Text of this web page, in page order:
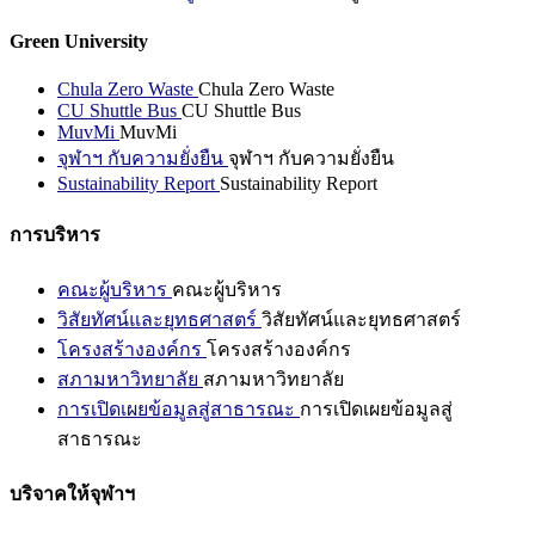
Green University
Chula Zero Waste Chula Zero Waste
CU Shuttle Bus CU Shuttle Bus
MuvMi MuvMi
จุฬาฯ กับความยั่งยืน จุฬาฯ กับความยั่งยืน
Sustainability Report Sustainability Report
การบริหาร
คณะผู้บริหาร คณะผู้บริหาร
วิสัยทัศน์และยุทธศาสตร์ วิสัยทัศน์และยุทธศาสตร์
โครงสร้างองค์กร โครงสร้างองค์กร
สภามหาวิทยาลัย สภามหาวิทยาลัย
การเปิดเผยข้อมูลสู่สาธารณะ การเปิดเผยข้อมูลสู่
สาธารณะ
บริจาคให้จุฬาฯ